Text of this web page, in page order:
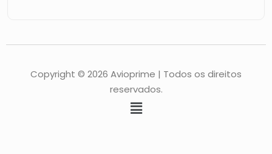
Copyright © 2026 Avioprime | Todos os direitos
reservados.